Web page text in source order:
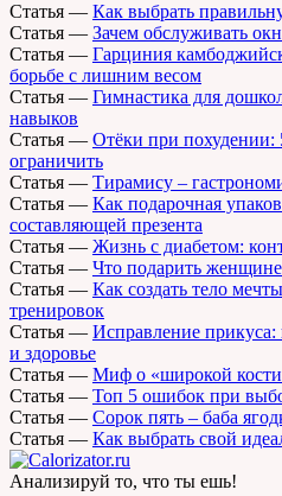
Статья — Как выбрать
Статья — Зачем обслуживать
Статья — Гарциния
борьбе с лишним весом
Статья — Гимнастика для
навыков
Статья — Отёки при похудении:
ограничить
Статья — Тирамису –
Статья — Как подарочная
составляющей презента
Статья — Жизнь с диабетом:
Статья — Что подарить
Статья — Как создать тело
тренировок
Статья — Исправление
и здоровье
Статья — Миф о «широкой
Статья — Топ 5 ошибок при
Статья — Сорок пять – баба
Статья — Как выбрать свой
Анализируй то, что ты ешь!